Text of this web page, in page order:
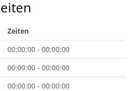
Zeiten
00:00:00 - 00:00:00
00:00:00 - 00:00:00
00:00:00 - 00:00:00